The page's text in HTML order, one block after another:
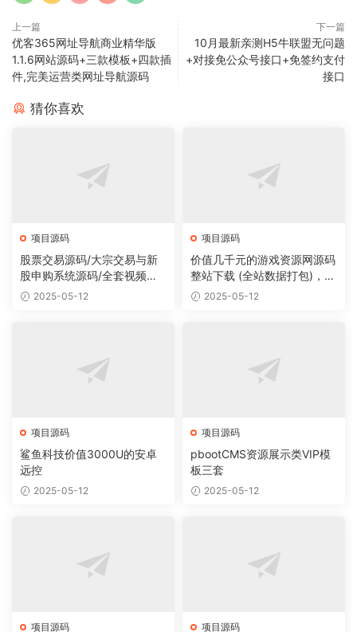
上一篇
优客365网址导航商业精华版
1.1.6网站源码+三款模板+四款插
件,完美运营类网址导航源码
下一篇
10月最新亲测H5牛联盟无问题
+对接免公众号接口+免签约支付
接口
猜你喜欢
项目源码
股票交易源码/大宗交易与新
股申购系统源码/全套视频教
程 2025-05-12
项目源码
价值几千元的游戏资源网源码
整站下载 (全站数据打包)，数
据里面有200多个宝贝。
2025-05-12
项目源码
鲨鱼科技价值3000U的安卓
远控
2025-05-12
项目源码
pbootCMS资源展示类VIP模
板三套
2025-05-12
项目源码 项目源码